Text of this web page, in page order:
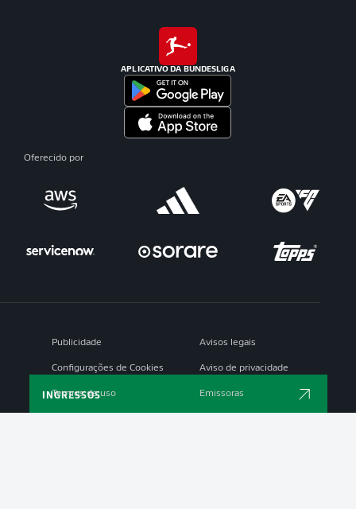
INGRESSOS
APLICATIVO DA BUNDESLIGA
Oferecido por
Publicidade Avisos legais
Configurações de Cookies Aviso de privacidade
Termos de uso Emissoras